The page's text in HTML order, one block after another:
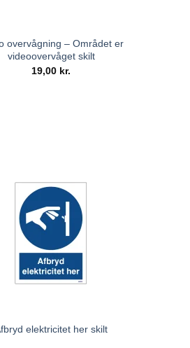
overvågning – Området er
videoovervåget skilt
19,00 kr.
elektricitet her skilt